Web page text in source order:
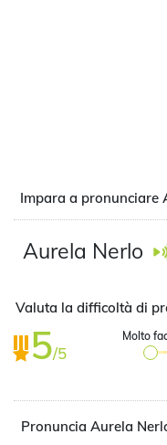
Impara a pronunciare
Aurela Nerlo
Valuta la difficoltà di
5/5
Molto
Pronuncia Aurela